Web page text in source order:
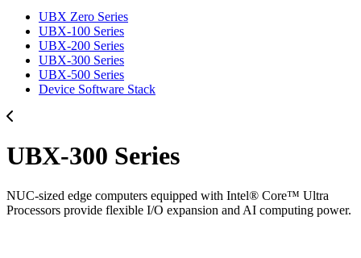
UBX Zero Series
UBX-100 Series
UBX-200 Series
UBX-300 Series
UBX-500 Series
Device Software Stack
UBX-300 Series
NUC-sized edge computers equipped with Intel® Core™ Ultra
Processors provide flexible I/O expansion and AI computing power.